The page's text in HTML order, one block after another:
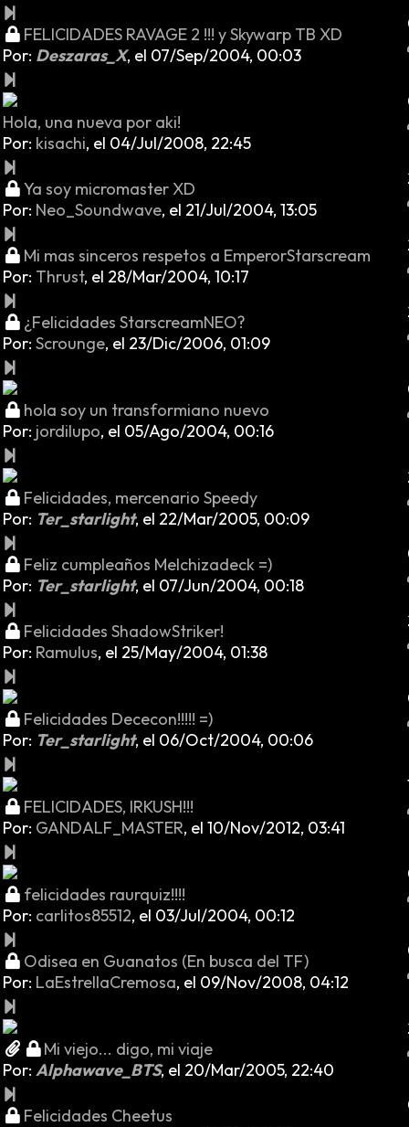
FELICIDADES RAVAGE 2 !!! y Skywarp TB XD
Por: Deszaras_X, el 07/Sep/2004, 00:03
Hola, una nueva por aki!
Por: kisachi, el 04/Jul/2008, 22:45
Ya soy micromaster XD
Por: Neo_Soundwave, el 21/Jul/2004, 13:05
Mi mas sinceros respetos a EmperorStarscream
Por: Thrust, el 28/Mar/2004, 10:17
¿Felicidades StarscreamNEO?
Por: Scrounge, el 23/Dic/2006, 01:09
hola soy un transformiano nuevo
Por: jordilupo, el 05/Ago/2004, 00:16
Felicidades, mercenario Speedy
Por: Ter_starlight, el 22/Mar/2005, 00:09
Feliz cumpleaños Melchizadeck =)
Por: Ter_starlight, el 07/Jun/2004, 00:18
Felicidades ShadowStriker!
Por: Ramulus, el 25/May/2004, 01:38
Felicidades Dececon!!!!! =)
Por: Ter_starlight, el 06/Oct/2004, 00:06
FELICIDADES, IRKUSH!!!
Por: GANDALF_MASTER, el 10/Nov/2012, 03:41
felicidades raurquiz!!!!
Por: carlitos85512, el 03/Jul/2004, 00:12
Odisea en Guanatos (En busca del TF)
Por: LaEstrellaCremosa, el 09/Nov/2008, 04:12
Mi viejo... digo, mi viaje
Por: Alphawave_BTS, el 20/Mar/2005, 22:40
Felicidades Cheetus